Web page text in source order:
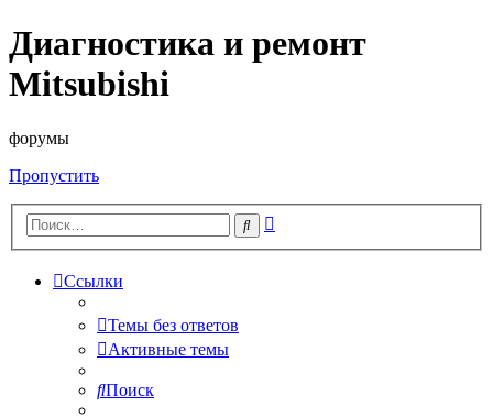
Диагностика и ремонт
Mitsubishi
форумы
Пропустить
Поиск
Ссылки
Темы без ответов
Активные темы
Поиск